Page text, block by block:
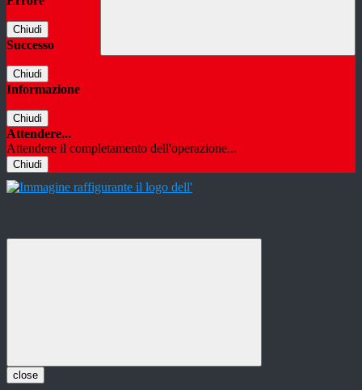
Chiudi
Successo
Chiudi
Informazione
Chiudi
Attendere...
Attendere il completamento dell'operazione...
Chiudi
close